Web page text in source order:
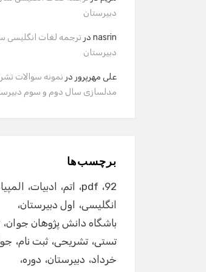
دبیرستان
nasrin در ترجمه لغات انگلیسی
دبیرستان
علی مهرپرور در نمونه سوالات
مدلسازی سال دوم و سوم
برچسب‌ها
92
pdf اتم ادبیات
انگلیسی
اول دبیرستان
باشگاه دانش پژوهان جوان
تستی تشریحی ثبت نام
خرداد دبیرستان دوره